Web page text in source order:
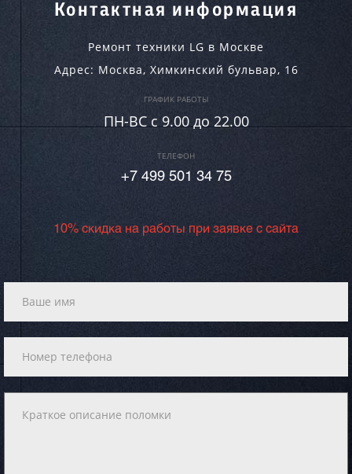
Контактная информация
Ремонт техники LG в Москве
Адрес: Москва, Химкинский бульвар, 16
ГРАФИК РАБОТЫ
ПН-ВC c 9.00 до 22.00
ТЕЛЕФОН
+7 499 501 34 75
10% скидка на работы при заявке с сайта